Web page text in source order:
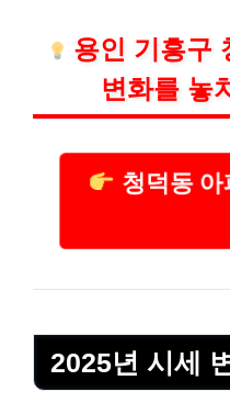
용인 기흥구
변화를 놓
청덕동 아
2025년 시세